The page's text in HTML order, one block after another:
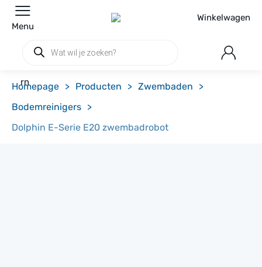
Menu
Winkelwagen
Producten
zoeken
rn
Homepage > Producten > Zwembaden
>
Bodemreinigers >
Dolphin E-Serie E20 zwembadrobot